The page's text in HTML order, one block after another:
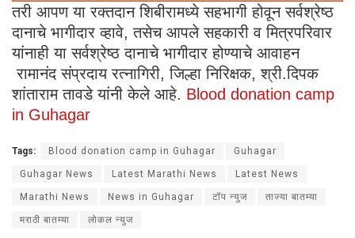
तरी आपण या रक्तदान शिबीरामध्ये सहभागी होवून सर्वश्रेष्ठ
दानाचे भागीदार व्हावे, तसेच आपले सहकारी व मित्रपरिवार
यांनाही या सर्वश्रेष्ठ दानाचे भागीदार होण्याचे आवाहन
रामानंद संप्रदाय रत्नागिरी, जिल्हा निरिक्षक, श्री.दिपक
शांताराम तावडे यांनी केले आहे. Blood donation camp
in Guhagar
Tags: Blood donation camp in Guhagar Guhagar
Guhagar News Latest Marathi News Latest News
Marathi News News in Guhagar टॉप न्युज ताज्या बातम्या
मराठी बातम्या लोकल न्युज